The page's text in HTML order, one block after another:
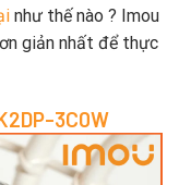
như thế nào ? Imou
giản nhất để thực
3C0W